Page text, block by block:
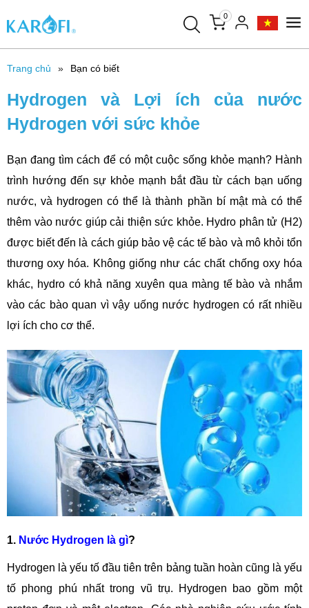
0
Trang chủ Bạn có biết
Hydrogen và Lợi ích của nước
Hydrogen với sức khỏe
Bạn đang tìm cách để có một cuộc sống khỏe mạnh? Hành
trình hướng đến sự khỏe mạnh bắt đầu từ cách bạn uống
nước, và hydrogen có thể là thành phần bí mật mà có thể
thêm vào nước giúp cải thiện sức khỏe. Hydro phân tử (H2)
được biết đến là cách giúp bảo vệ các tế bào và mô khỏi tổn
thương oxy hóa. Không giống như các chất chống oxy hóa
khác, hydro có khả năng xuyên qua màng tế bào và nhắm
vào các bào quan vì vậy uống nước hydrogen có rất nhiều
lợi ích cho cơ thể.
1. Nước Hydrogen là gì?
Hydrogen là yếu tố đầu tiên trên bảng tuần hoàn cũng là yếu
tố phong phú nhất trong vũ trụ. Hydrogen bao gồm một